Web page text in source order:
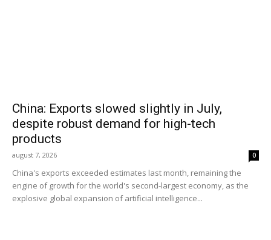
China: Exports slowed slightly in July,
despite robust demand for high-tech
products
august 7, 2026 0
China's exports exceeded estimates last month, remaining the
engine of growth for the world's second-largest economy, as the
explosive global expansion of artificial intelligence...